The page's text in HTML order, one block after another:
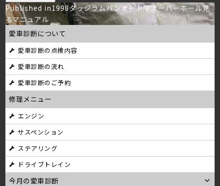
投
稿
ナ
ビ
ゲ
ー
シ
ョ
ン
Published in1998ダッジラムバンオートマオーバーホール見
るマニュアル
愛車診断について
愛車診断の点検内容
愛車診断の流れ
愛車診断のご予約
修理メニュー
エンジン
サスペンション
ステアリング
ドライブトレイン
今月の愛車診断